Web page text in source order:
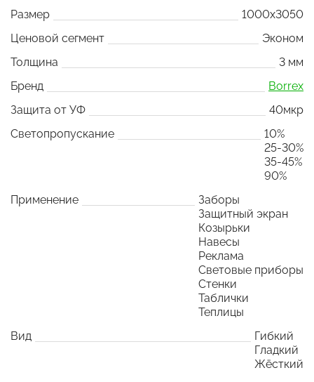
Размер
1000x3050
Ценовой сегмент
Эконом
Толщина
3 мм
Бренд
Borrex
Защита от УФ
40мкр
Светопропускание
10%
25-30%
35-45%
90%
Применение
Заборы
Защитный экран
Козырьки
Навесы
Реклама
Световые приборы
Стенки
Таблички
Теплицы
Вид
Гибкий
Гладкий
Жёсткий